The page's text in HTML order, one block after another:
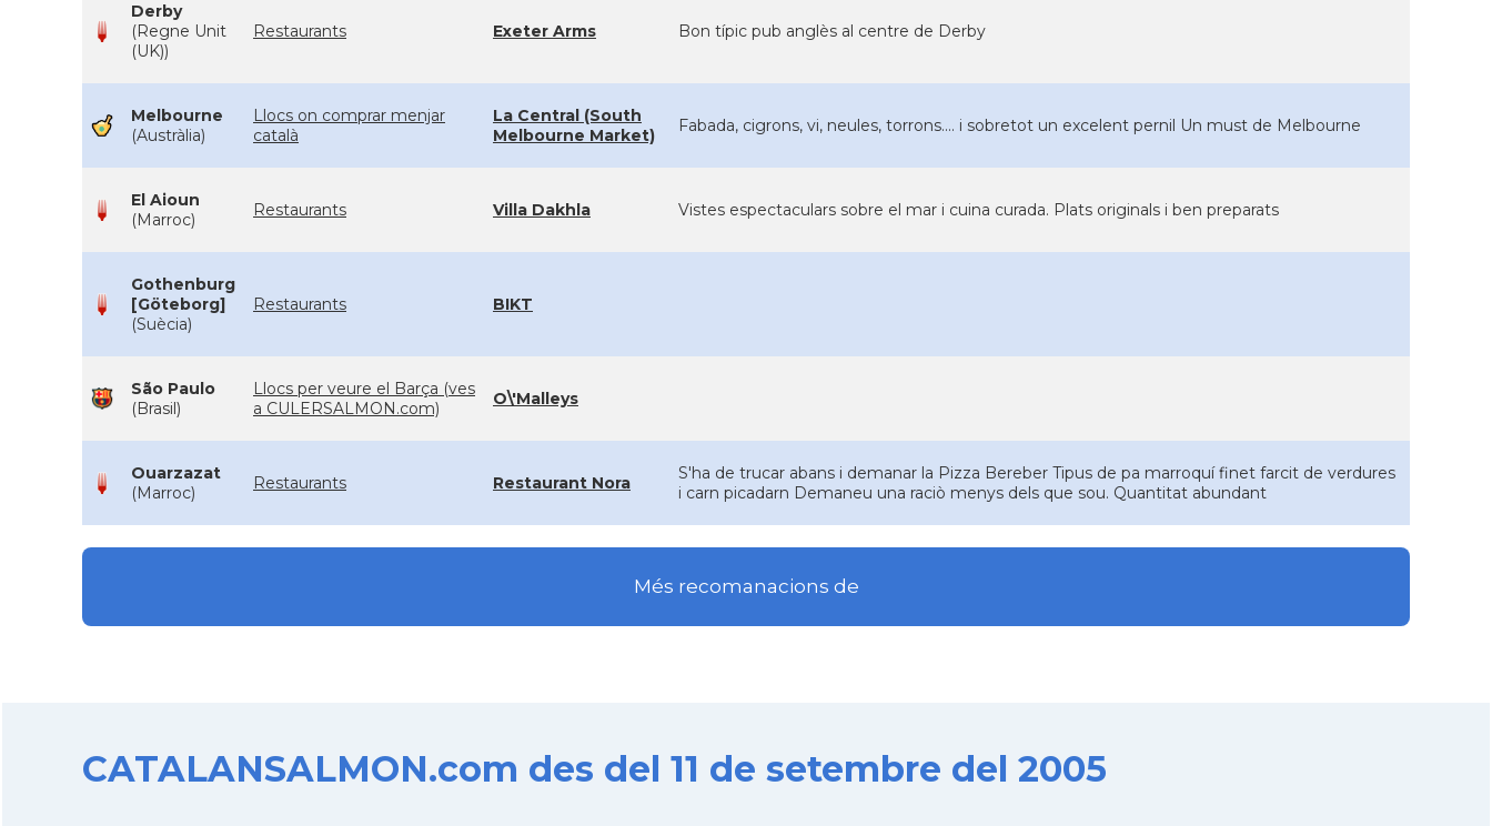
Derby
(Regne Unit
(UK))
Restaurants Exeter Arms Bon típic pub anglès al centre de Derby
Melbourne
(Austràlia)
Llocs on comprar menjar
català
La Central (South
Melbourne Market)
Fabada, cigrons, vi, neules, torrons.... i sobretot un excelent pernil Un must de Melbourne
El Aioun
(Marroc)
Restaurants Villa Dakhla Vistes espectaculars sobre el mar i cuina curada. Plats originals i ben preparats
Gothenburg
[Göteborg]
(Suècia)
Restaurants BIKT
São Paulo
(Brasil)
Llocs per veure el Barça (ves
a CULERSALMON.com)
O\'Malleys
Ouarzazat
(Marroc)
Restaurants Restaurant Nora
S'ha de trucar abans i demanar la Pizza Bereber Tipus de pa marroquí finet farcit de verdures
i carn picadarn Demaneu una raciò menys dels que sou. Quantitat abundant
Més recomanacions de
CATALANSALMON.com des del 11 de setembre del 2005